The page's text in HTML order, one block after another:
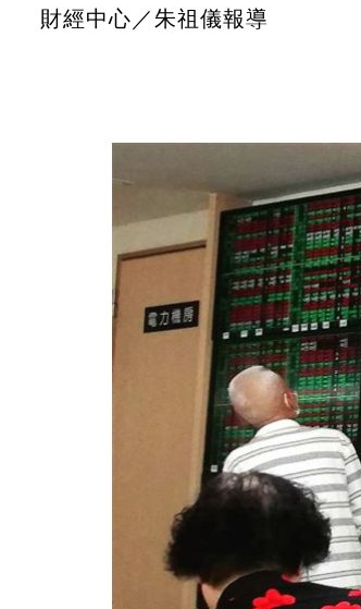
財經中心／朱祖儀報導